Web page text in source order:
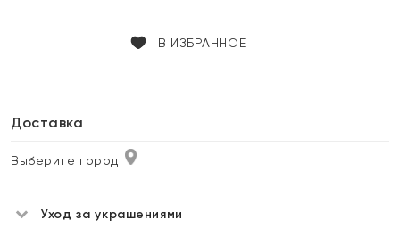
В ИЗБРАННОЕ
Доставка
Выберите город
Уход за украшениями